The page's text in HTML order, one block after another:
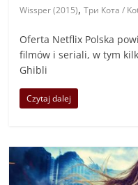
Wissper (2015),Три Кота /
Oferta Netflix Polska
filmów i seriali, w tym
Ghibli
Czytaj dalej